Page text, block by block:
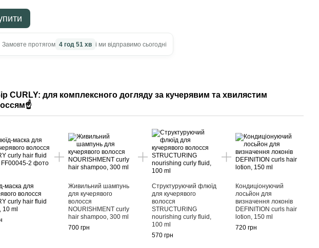
Замовте протягом 4 год 51 хв і ми відправимо сьогодні
CURLY: для комплексного догляду за кучерявим та хвилястим
маска для
волосся
curly hair fluid
10 ml
Живильний шампунь
для кучерявого
волосся
NOURISHMENT curly
hair shampoo, 300 ml
700 грн
Структуруючий флюїд
для кучерявого
волосся
STRUCTURING
nourishing curly fluid,
100 ml
570 грн
Кондиціонуючий
лосьйон для
визначення локонів
DEFINITION curls hair
lotion, 150 ml
720 грн